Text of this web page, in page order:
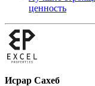
ценность
Исрар Сахеб